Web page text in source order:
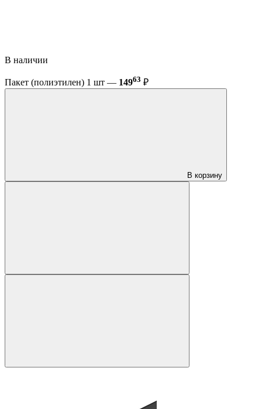
В наличии
Пакет (полиэтилен) 1 шт — 14963 ₽
В корзину